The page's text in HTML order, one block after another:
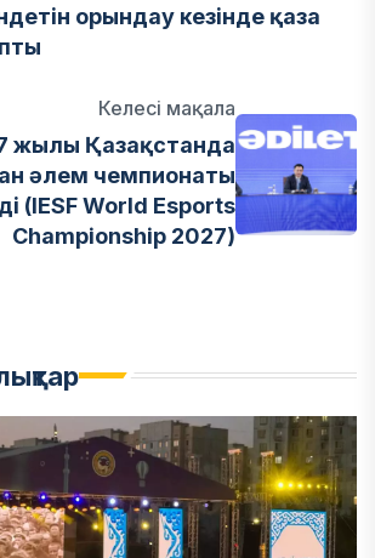
орындау кезінде қаза
Келесі мақала
жылы Қазақстанда
әлем чемпионаты
(IESF World Esports
Championship 2027)